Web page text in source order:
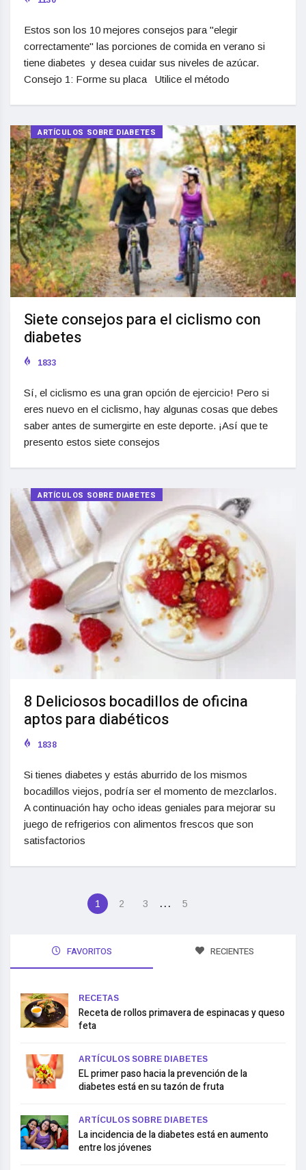
Estos son los 10 mejores consejos para "elegir
correctamente" las porciones de comida en verano si
tiene diabetes y desea cuidar sus niveles de azúcar.
Consejo 1: Forme su placa Utilice el método
ARTÍCULOS SOBRE DIABETES
Siete consejos para el ciclismo con
diabetes
1833
Sí, el ciclismo es una gran opción de ejercicio! Pero si
eres nuevo en el ciclismo, hay algunas cosas que debes
saber antes de sumergirte en este deporte. ¡Así que te
presento estos siete consejos
ARTÍCULOS SOBRE DIABETES
8 Deliciosos bocadillos de oficina
aptos para diabéticos
1838
Si tienes diabetes y estás aburrido de los mismos
bocadillos viejos, podría ser el momento de mezclarlos.
A continuación hay ocho ideas geniales para mejorar su
juego de refrigerios con alimentos frescos que son
satisfactorios
1 2 3 … 5
FAVORITOS RECIENTES
RECETAS
Receta de rollos primavera de espinacas y queso
feta
ARTÍCULOS SOBRE DIABETES
EL primer paso hacia la prevención de la
diabetes está en su tazón de fruta
ARTÍCULOS SOBRE DIABETES
La incidencia de la diabetes está en aumento
entre los jóvenes